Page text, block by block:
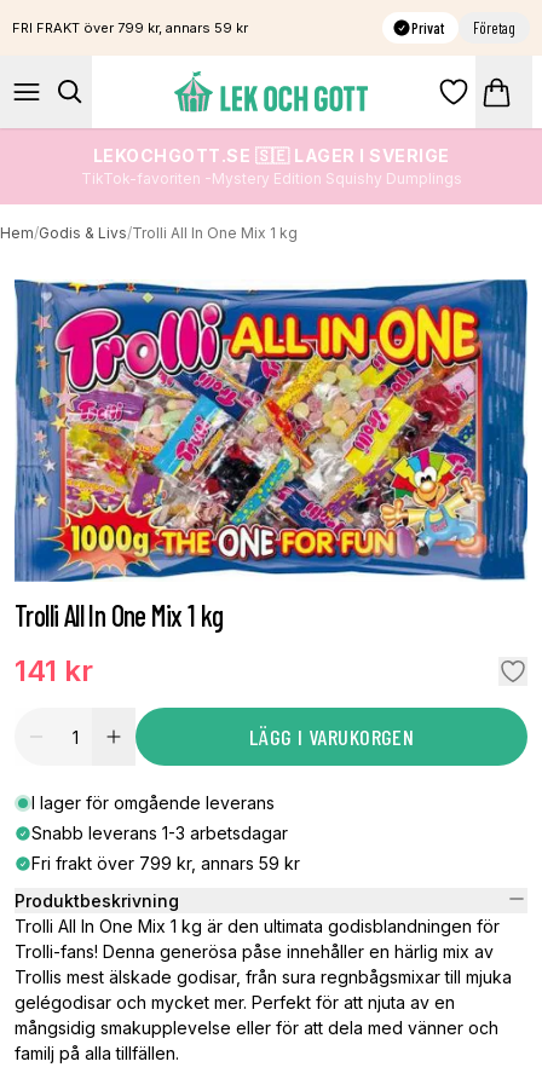
FRI FRAKT över 799 kr, annars 59 kr Privat Företag
LEKOCHGOTT.SE 🇸🇪 LAGER I SVERIGE
TikTok-favoriten -Mystery Edition Squishy Dumplings
Hem/Godis & Livs/Trolli All In One Mix 1 kg
Trolli All In One Mix 1 kg
141 kr
LÄGG I VARUKORGEN
I lager för omgående leverans
Snabb leverans 1-3 arbetsdagar
Fri frakt över 799 kr, annars 59 kr
Produktbeskrivning
Trolli All In One Mix 1 kg är den ultimata godisblandningen för
Trolli-fans! Denna generösa påse innehåller en härlig mix av
Trollis mest älskade godisar, från sura regnbågsmixar till mjuka
gelégodisar och mycket mer. Perfekt för att njuta av en
mångsidig smakupplevelse eller för att dela med vänner och
familj på alla tillfällen.